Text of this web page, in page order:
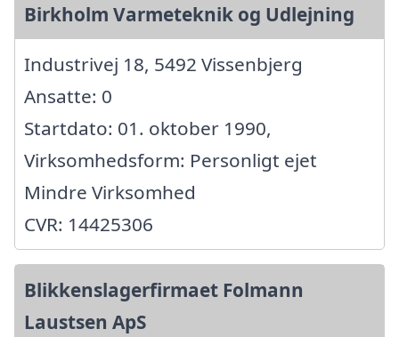
Birkholm Varmeteknik og Udlejning
Industrivej 18, 5492 Vissenbjerg
Ansatte: 0
Startdato: 01. oktober 1990,
Virksomhedsform: Personligt ejet
Mindre Virksomhed
CVR: 14425306
Blikkenslagerfirmaet Folmann
Laustsen ApS